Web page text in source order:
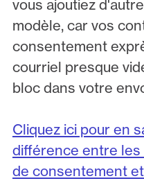
vous ajoutiez
modèle, car vos
consentement
courriel presque
bloc dans votre
Cliquez ici pour en
différence entre
de consentement